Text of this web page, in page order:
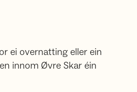
ei overnatting eller ein
innom Øvre Skar éin